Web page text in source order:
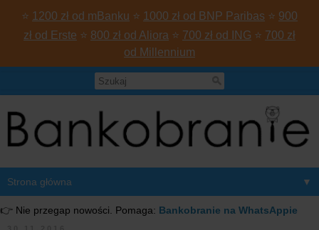
⭐ 1200 zł od mBanku ⭐ 1000 zł od BNP Paribas ⭐ 900
zł od Erste ⭐ 800 zł od Aliora ⭐ 700 zł od ING ⭐ 700 zł
od Millennium
▼
👉 Nie przegap nowości. Pomaga: Bankobranie na WhatsAppie